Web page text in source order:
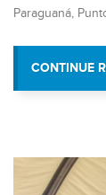
Paraguaná,
CONTINUE